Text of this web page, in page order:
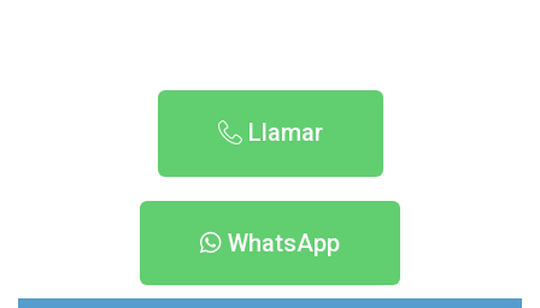
Llamar
WhatsApp